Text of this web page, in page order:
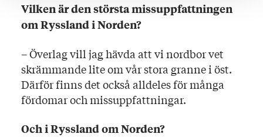
Vilken är den största missuppfattningen
om Ryssland i Norden?
– Överlag vill jag hävda att vi nordbor vet
skrämmande lite om vår stora granne i öst.
Därför finns det också alldeles för många
fördomar och missuppfattningar.
Och i Ryssland om Norden?